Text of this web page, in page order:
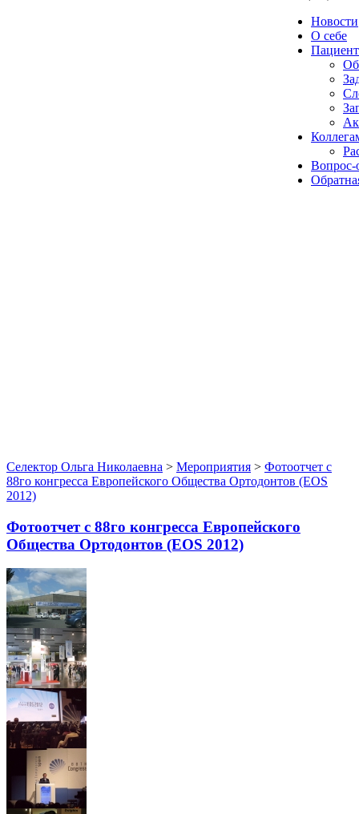
Новости
О себе
Об
Вопрос-
Селектор Ольга Николаевна > Мероприятия > Фотоотчет с
88го конгресса Европейского Общества Ортодонтов (EOS
2012)
Фотоотчет с 88го конгресса Европейского
Общества Ортодонтов (EOS 2012)